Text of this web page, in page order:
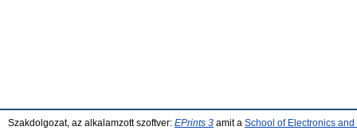
Szakdolgozat, az alkalamzott szoftver: EPrints 3 amit a School of Electronics